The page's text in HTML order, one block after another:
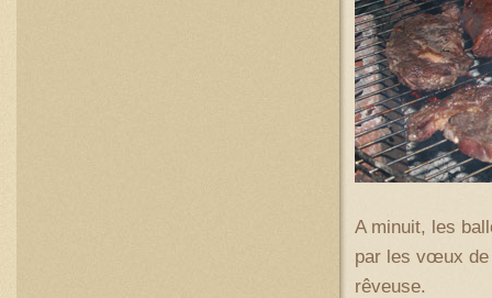
A minuit, les
par les vœux de
rêveuse.